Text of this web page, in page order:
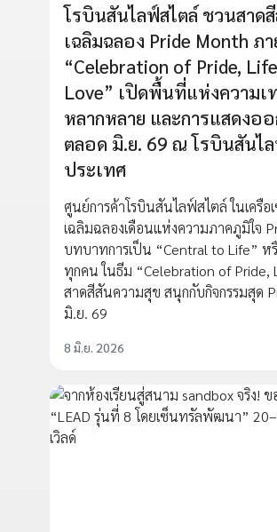
โรบินสันไลฟ์สไตล์ ชวนสาด
เฉลิมฉลอง Pride Month ภ
“Celebration of Pride,
Love” เปิดพื้นที่แห่งความเ
หลากหลาย และการแสดงอ
ตลอด มิ.ย. 69 ณ โรบินสันไ
ประเทศ
ศูนย์การค้าโรบินสันไลฟ์สไตล์ ในเครือ
เฉลิมฉลองเดือนแห่งความภาคภูมิใจ
บทบาทการเป็น “Central to Life” ห
ทุกคน ในธีม “Celebration of Pride,
สาดสีสันความสุข สนุกกับกิจกรรมสุด
มิ.ย. 69
8 มิ.ย. 2026